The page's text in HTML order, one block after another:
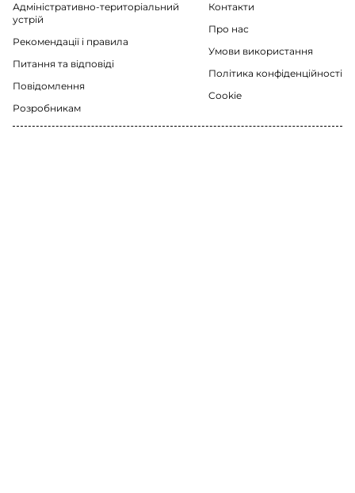
Адміністративно-територіальний
устрій
Рекомендації i правила
Питання та відповіді
Повідомлення
Розробникам
Контакти
Про нас
Умови використання
Політика конфіденційності
Cookie